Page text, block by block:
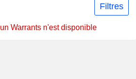
Filtres
Warrants n'est disponible